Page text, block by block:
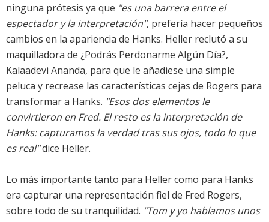
ninguna prótesis ya que "es una barrera entre el
espectador y la interpretación", prefería hacer pequeños
cambios en la apariencia de Hanks. Heller reclutó a su
maquilladora de ¿Podrás Perdonarme Algún Día?,
Kalaadevi Ananda, para que le añadiese una simple
peluca y recrease las características cejas de Rogers para
transformar a Hanks. "Esos dos elementos le
convirtieron en Fred. El resto es la interpretación de
Hanks: capturamos la verdad tras sus ojos, todo lo que
es real"dice Heller.
Lo más importante tanto para Heller como para Hanks
era capturar una representación fiel de Fred Rogers,
sobre todo de su tranquilidad. "Tom y yo hablamos unos